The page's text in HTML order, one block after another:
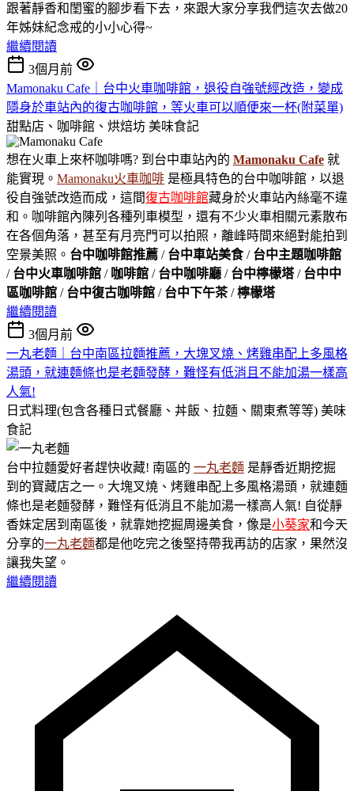
跟著靜香和閨蜜的腳步看下去，來跟大家分享我們這次去做20
年姊妹紀念戒的小小心得~
繼續閱讀
3個月前
Mamonaku Cafe｜台中火車咖啡館，退役自強號經改造，變成
隱身於車站內的復古咖啡館，等火車可以順便來一杯(附菜單)
甜點店、咖啡館、烘焙坊 美味食記
想在火車上來杯咖啡嗎? 到台中車站內的 Mamonaku Cafe 就
能實現。 Mamonaku火車咖啡 是極具特色的台中咖啡館，以退
役自強號改造而成，這間復古咖啡館藏身於火車站內絲毫不違
和。咖啡館內陳列各種列車模型，還有不少火車相關元素散布
在各個角落，甚至有月亮門可以拍照，離峰時間來絕對能拍到
空景美照。 台中咖啡館推薦 / 台中車站美食/ 台中主題咖啡館
/ 台中火車咖啡館 / 咖啡館 / 台中咖啡廳 / 台中檸檬塔 / 台中中
區咖啡館 / 台中復古咖啡館 / 台中下午茶/檸檬塔
繼續閱讀
3個月前
一丸老麵｜台中南區拉麵推薦，大塊叉燒、烤雞串配上多風格
湯頭，就連麵條也是老麵發酵，難怪有低消且不能加湯一樣高
人氣!
日式料理(包含各種日式餐廳、丼飯、拉麵、關東煮等等) 美味
食記
台中拉麵愛好者趕快收藏! 南區的 一丸老麵 是靜香近期挖掘
到的寶藏店之一。大塊叉燒、烤雞串配上多風格湯頭，就連麵
條也是老麵發酵，難怪有低消且不能加湯一樣高人氣! 自從靜
香妹定居到南區後，就靠她挖掘周邊美食，像是小葵家和今天
分享的一丸老麵都是他吃完之後堅持帶我再訪的店家，果然沒
讓我失望。
繼續閱讀